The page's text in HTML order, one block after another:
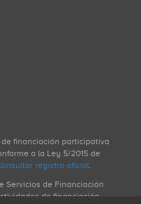
de financiación participativa
a la Ley 5/2015 de
registro oficial.
Servicios de Financiación
de financiación